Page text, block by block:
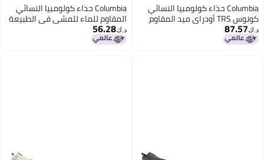
Columbia حذاء كولومبيا النسائي
كونوس TRS أودراي ميد المقاوم
للماء بلون توب الرمادي الأرجواني 5
د.ك‏87.57
Columbia حذاء كولومبيا النسائي
المقاوم للماء للمشي في الطبيعة
عريض
د.ك‏56.28